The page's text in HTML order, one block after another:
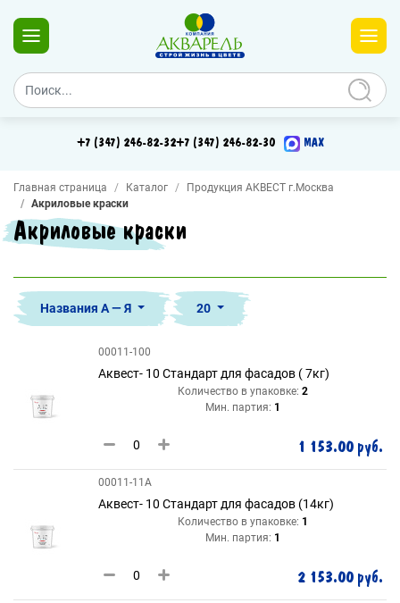
+7 (347) 246-82-32+7 (347) 246-82-30 MAX
Главная страница Каталог
Продукция АКВЕСТ г.Москва
Акриловые краски
Акриловые краски
Названия А — Я 20
00011-100
Аквест- 10 Стандарт для фасадов ( 7кг)
Количество в упаковке: 2
Мин. партия: 1
1 153.00 руб.
00011-11А
Аквест- 10 Стандарт для фасадов (14кг)
Количество в упаковке: 1
Мин. партия: 1
2 153.00 руб.